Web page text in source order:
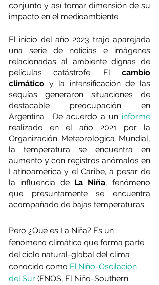
conjunto y así tomar dimensión de su
impacto en el medioambiente.
El inicio del año 2023 trajo aparejada
una serie de noticias e imágenes
relacionadas al ambiente dignas de
películas catástrofe. El cambio
climático y la intensificación de las
sequías generaron situaciones de
destacable preocupación en
Argentina.  De acuerdo a un informe
realizado en el año 2021 por la
Organización Meteorológica Mundial,
la temperatura se encuentra en
aumento y con registros anómalos en
Latinoamérica y el Caribe, a pesar de
la influencia de La Niña, fenómeno
que presuntamente se encuentra
acompañado de bajas temperaturas.
Pero ¿Qué es La Niña? Es un
fenómeno climático que forma parte
del ciclo natural-global del clima
conocido como El Niño-Oscilación
del Sur (ENOS, El Niño-Southern